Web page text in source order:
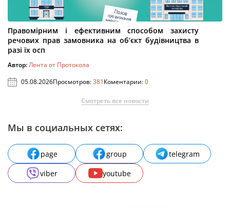
Правомірним і ефективним способом захисту
речових прав замовника на об’єкт будівництва в
разі їх осп
Автор:Лента от Протокола
05.08.2026Просмотров:381Коментарии:0
Смотреть все новости
Мы в социальных сетях:
page group
telegram
viber
youtube